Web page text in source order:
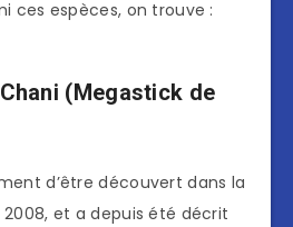
ces espèces, on trouve :
(Megastick de
d’être découvert dans la
et a depuis été décrit